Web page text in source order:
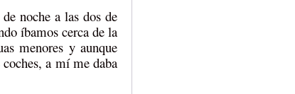
noche a las dos de
íbamos cerca de la
menores y aunque
a mí me daba